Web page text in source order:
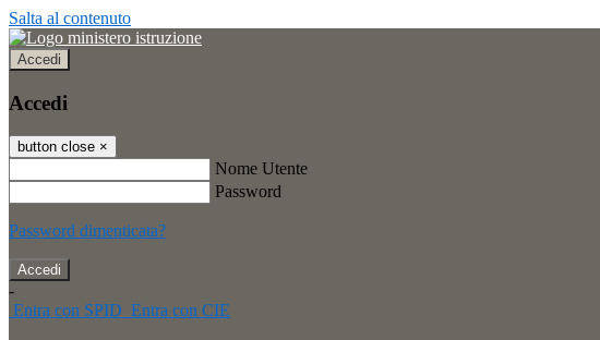
Salta al contenuto
Accedi
Accedi
button close ×
Nome Utente
Password
Password dimenticata?
-
Entra con SPID Entra con CIE